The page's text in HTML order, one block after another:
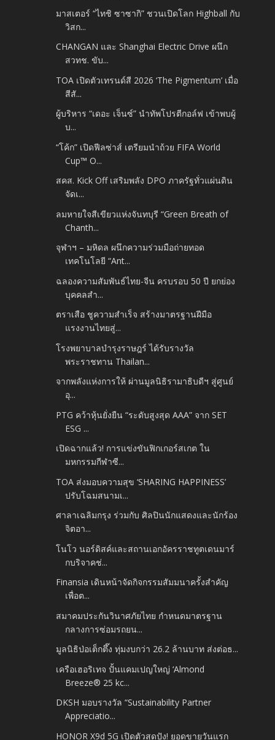
มาสเตอร์ “ไทชิ ซาซากิ” ชวนเปิดโลก Highball กับ
วิสก...
CHANGAN และ Shanghai Electric Drive ผนึก
สวทช. ขับ...
TOA เปิดตัวเทรนด์สี 2026 ‘The Pigmentum’ เมื่อ
สีสั...
ผู้บริหาร “เดอะ เจ็นซ์” นำทัพโปรตีกอล์ฟ เข้าพบผู้
บ...
“โค้ก” เปิดฟีลซ่าส์ เตรียมนำถ้วย FIFA World
Cup™ O...
สคส. Kick Off เสริมพลัง DPO ภาครัฐทั่วแผ่นดิน
จัดเ...
ลมหายใจสีเขียวแห่งจันทบุรี “Green Breath of
Chanth...
จุฬาฯ – มหิดล ผนึกความร่วมมือถ่ายทอด
เทคโนโลยี “Ant...
ฉลองความสัมพันธ์ไทย-จีน ครบรอบ 50 ปี ยกย่อง
บุคคลสำ...
ตราเสือ ชูความสำเร็จ สร้างมาตรฐานฝีมือ
แรงงานไทยสู่...
โรงพยาบาลบำรุงราษฎร์ ได้รับรางวัล
พระราชทาน Thailan...
จากพลังแห่งการให้ ผ่านมูลนิธิรามาธิบดีฯ สู่ศูนย์
อุ...
PTG คว้าหุ้นยั่งยืน “ระดับสูงสุด AAA” จาก SET
ESG ...
เปิดฉากแล้ว! การแข่งขันฟิกเกอร์สเกต ใน
มหกรรมกีฬาซี...
TOA ส่งมอบความสุข ‘SHARING HAPPINESS’
ปรับโฉมสนามเ...
ศาลาเฉลิมกรุง ร่วมกับ ศิลปินนักแสดงและนักร้อง
จิตอา...
โนโว นอร์ดิสค์และสถานเอกอัครราชทูตเดนมาร์
กบริจาคช่...
Finansia เดินหน้าจัดกิจกรรมสัมมนาครั้งสำคัญ
เพื่อต...
สมาคมประกันวินาศภัยไทย กำหนดมาตรฐาน
กลางการซ่อมรถยน...
มูลนิธิป่อเต็กตึ๊ง ทุ่มงบกว่า 26.2 ล้านบาท ส่งต่อธ...
เครือเฮอริเทจ ปั้นแคมเปญใหญ่ ‘Almond
Breeze® 25 kc...
DKSH มอบรางวัล “Sustainability Partner
Appreciatio...
HONOR X9d 5G เปิดตัวสุดปัง! ยอดขายวันแรก